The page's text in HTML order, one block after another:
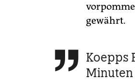
gewährt.
 Koepps